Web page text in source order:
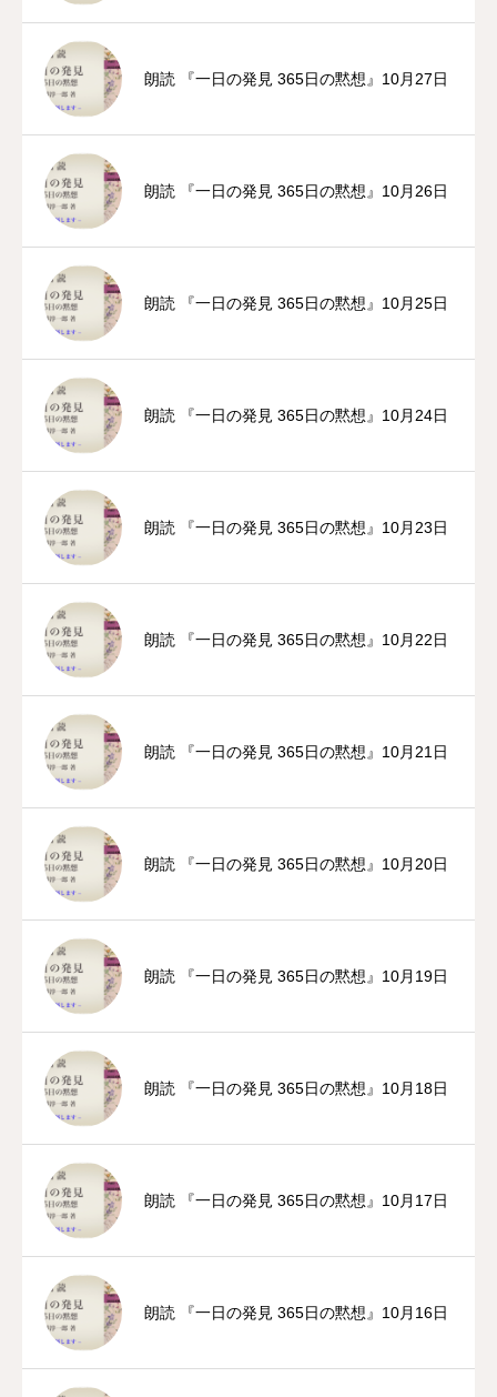
朗読 『一日の発見 365日の黙想』10月27日
朗読 『一日の発見 365日の黙想』10月26日
朗読 『一日の発見 365日の黙想』10月25日
朗読 『一日の発見 365日の黙想』10月24日
朗読 『一日の発見 365日の黙想』10月23日
朗読 『一日の発見 365日の黙想』10月22日
朗読 『一日の発見 365日の黙想』10月21日
朗読 『一日の発見 365日の黙想』10月20日
朗読 『一日の発見 365日の黙想』10月19日
朗読 『一日の発見 365日の黙想』10月18日
朗読 『一日の発見 365日の黙想』10月17日
朗読 『一日の発見 365日の黙想』10月16日